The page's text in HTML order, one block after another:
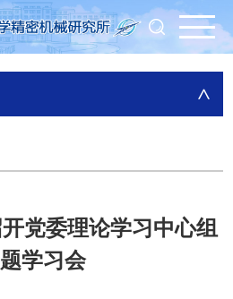
>
党委理论学习中心组
学习会